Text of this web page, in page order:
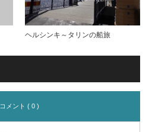
ヘルシンキ～タリンの船旅
コメント ( 0 )